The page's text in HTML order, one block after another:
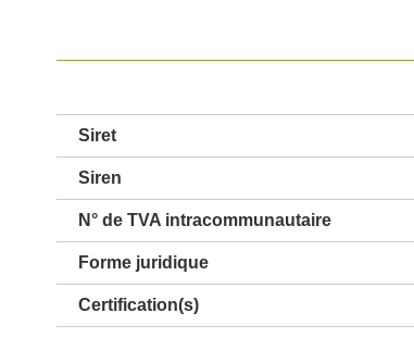
Siret
Siren
N° de TVA intracommunautaire
Forme juridique
Certification(s)